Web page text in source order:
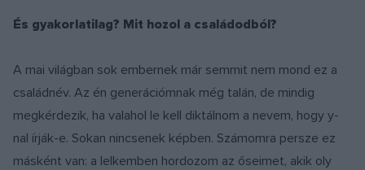
És gyakorlatilag? Mit hozol a családodból?
A mai világban sok embernek már semmit nem mond ez a
családnév. Az én generációmnak még talán, de mindig
megkérdezik, ha valahol le kell diktálnom a nevem, hogy y-
nal írják-e. Sokan nincsenek képben. Számomra persze ez
másként van: a lelkemben hordozom az őseimet, akik oly